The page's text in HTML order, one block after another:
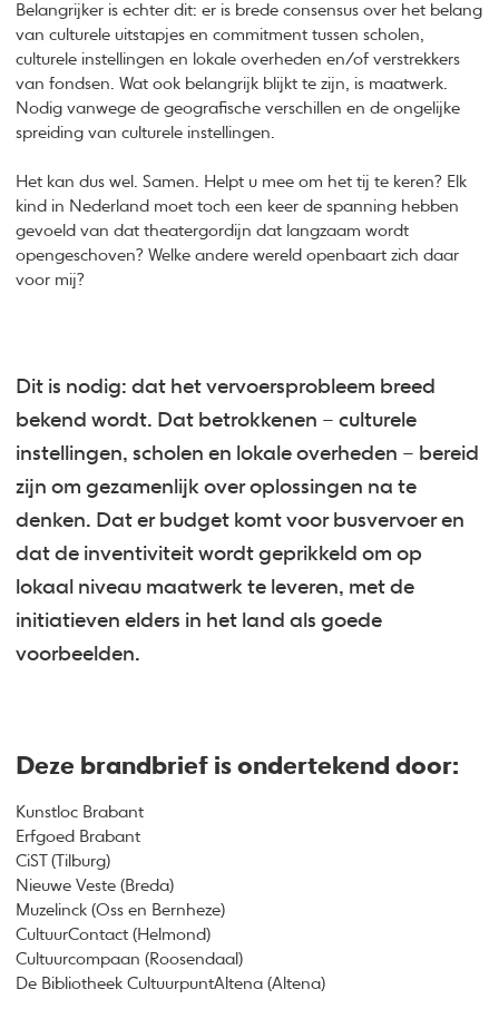
Belangrijker is echter dit: er is brede consensus over het belang
van culturele uitstapjes en commitment tussen scholen,
culturele instellingen en lokale overheden en/of verstrekkers
van fondsen. Wat ook belangrijk blijkt te zijn, is maatwerk.
Nodig vanwege de geografische verschillen en de ongelijke
spreiding van culturele instellingen.
Het kan dus wel. Samen. Helpt u mee om het tij te keren? Elk
kind in Nederland moet toch een keer de spanning hebben
gevoeld van dat theatergordijn dat langzaam wordt
opengeschoven? Welke andere wereld openbaart zich daar
voor mij?
Dit is nodig: dat het vervoersprobleem breed
bekend wordt. Dat betrokkenen – culturele
instellingen, scholen en lokale overheden – bereid
zijn om gezamenlijk over oplossingen na te
denken. Dat er budget komt voor busvervoer en
dat de inventiviteit wordt geprikkeld om op
lokaal niveau maatwerk te leveren, met de
initiatieven elders in het land als goede
voorbeelden.
Deze brandbrief is ondertekend door:
Kunstloc Brabant
Erfgoed Brabant
CiST (Tilburg)
Nieuwe Veste (Breda)
Muzelinck (Oss en Bernheze)
CultuurContact (Helmond)
Cultuurcompaan (Roosendaal)
De Bibliotheek CultuurpuntAltena (Altena)